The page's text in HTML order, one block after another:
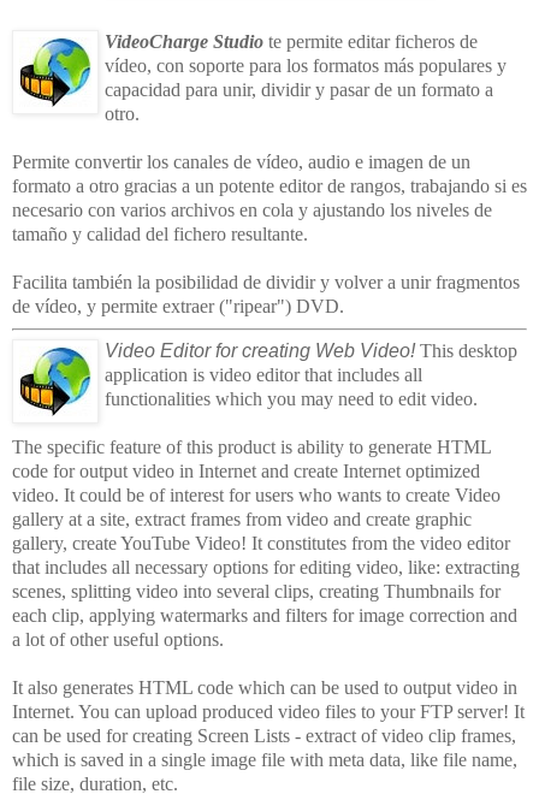
VideoCharge Studio te permite editar ficheros de
vídeo, con soporte para los formatos más populares y
capacidad para unir, dividir y pasar de un formato a
otro.
Permite convertir los canales de vídeo, audio e imagen de un
formato a otro gracias a un potente editor de rangos, trabajando si es
necesario con varios archivos en cola y ajustando los niveles de
tamaño y calidad del fichero resultante.
Facilita también la posibilidad de dividir y volver a unir fragmentos
de vídeo, y permite extraer ("ripear") DVD.
Video Editor for creating Web Video!This desktop
application is video editor that includes all
functionalities which you may need to edit video.
The specific feature of this product is ability to generate HTML
code for output video in Internet and create Internet optimized
video. It could be of interest for users who wants to create Video
gallery at a site, extract frames from video and create graphic
gallery, create YouTube Video! It constitutes from the video editor
that includes all necessary options for editing video, like: extracting
scenes, splitting video into several clips, creating Thumbnails for
each clip, applying watermarks and filters for image correction and
a lot of other useful options.
It also generates HTML code which can be used to output video in
Internet. You can upload produced video files to your FTP server! It
can be used for creating Screen Lists - extract of video clip frames,
which is saved in a single image file with meta data, like file name,
file size, duration, etc.